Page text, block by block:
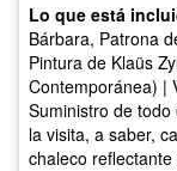
Lo que está
Bárbara, Patrona
Pintura de Klaüs
Contemporánea) |
Suministro de
la visita, a saber,
chaleco